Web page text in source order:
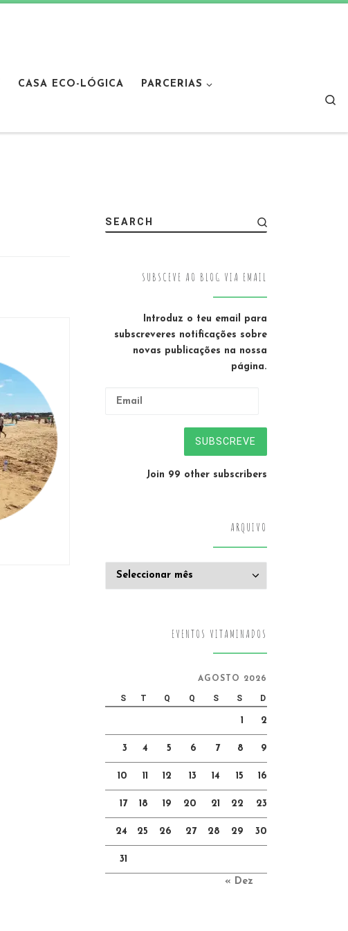
CASA ECO-LÓGICA PARCERIAS
SEARCH
SUBSCEVE AO BLOG VIA EMAIL
Introduz o teu email para
subscreveres notificações sobre
novas publicações na nossa
página.
SUBSCREVE
Join 99 other subscribers
ARQUIVO
EVENTOS VITAMINADOS
AGOSTO 2026
S T Q Q S S D
1 2
3 4 5 6 7 8 9
10 11 12 13 14 15 16
17 18 19 20 21 22 23
24 25 26 27 28 29 30
31
« Dez